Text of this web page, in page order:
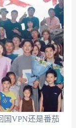
国VPN还是番茄